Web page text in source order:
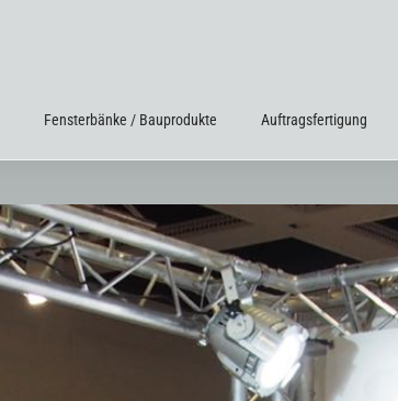
Fensterbänke / Bauprodukte Auftragsfertigung